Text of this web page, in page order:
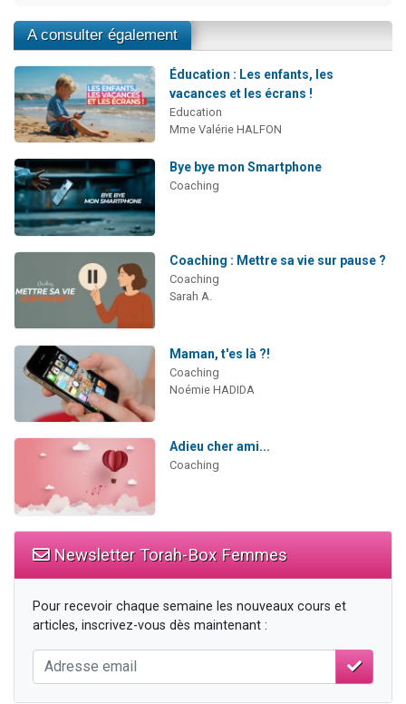
A consulter également
Éducation : Les enfants, les
vacances et les écrans !
Education
Mme Valérie HALFON
Bye bye mon Smartphone
Coaching
Coaching : Mettre sa vie sur pause ?
Coaching
Sarah A.
Maman, t'es là ?!
Coaching
Noémie HADIDA
Adieu cher ami...
Coaching
Newsletter Torah-Box Femmes
Pour recevoir chaque semaine les nouveaux cours et
articles, inscrivez-vous dès maintenant :